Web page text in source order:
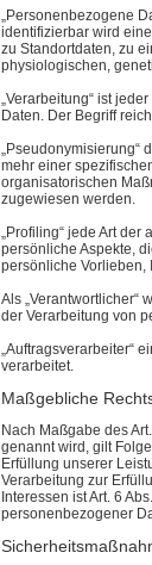
„Personenbezogene
identifizierbar wird
zu Standortdaten, zu
physiologischen,
„Verarbeitung“ ist
Daten. Der Begriff
„Pseudonymisierung“
mehr einer
organisatorischen
zugewiesen werden.
„Profiling“ jede Art
persönliche Aspekte,
persönliche Vorlieben,
Als „Verantwortlicher“
der Verarbeitung von
„Auftragsverarbeiter“
verarbeitet.
Maßgebliche
Nach Maßgabe des
genannt wird, gilt
Erfüllung unserer
Verarbeitung zur
Interessen ist Art. 6
personenbezogener